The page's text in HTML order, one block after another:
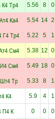
К4Тр4 5.56 8 0
Ат4Ка4 5.54 14 2
Г4Тр4 5.22 5 1
См4 5.38 12 0
И4См4 5.49 18 0
Шт4Тр 5.33 8 1
К4 5.9 4 1
П4К 0 0 0